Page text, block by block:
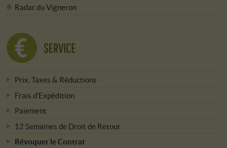
Radar du Vigneron
SERVICE
Prix, Taxes & Réductions
Frais d'Expédition
Paiement
12 Semaines de Droit de Retour
Révoquer le Contrat